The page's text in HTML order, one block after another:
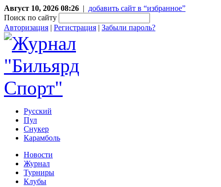
Август 10, 2026 08:26 | добавить сайт в “избранное”
Поиск по сайту
Авторизация | Регистрация | Забыли пароль?
Русский
Пул
Снукер
Карамболь
Новости
Журнал
Турниры
Клубы